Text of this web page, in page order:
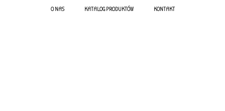
O NAS KATALOG PRODUKTÓW KONTAKT